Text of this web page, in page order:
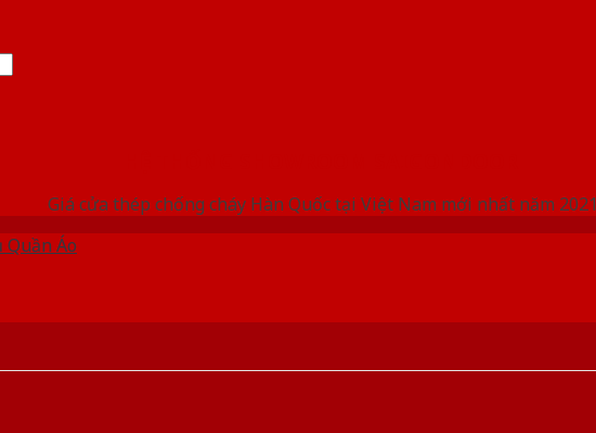
Giá cửa thép chống cháy Hàn Quốc tại Việt Nam mới nhất năm 2021
Quần Áo